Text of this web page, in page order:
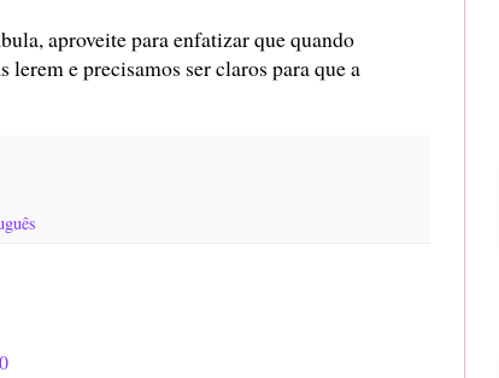
aproveite para enfatizar que quando
lerem e precisamos ser claros para que a